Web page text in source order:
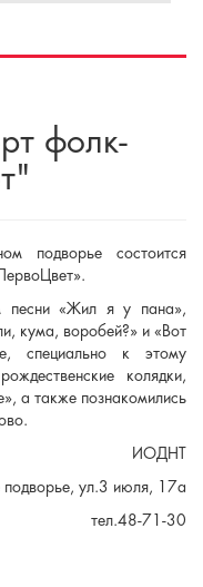
фолк-
подворье состоится
песни «Жил я у пана»,
кума, воробей?» и «Вот
специально к этому
колядки,
а также познакомились
ИОДНТ
подворье, ул.3 июля, 17а
тел.48-71-30